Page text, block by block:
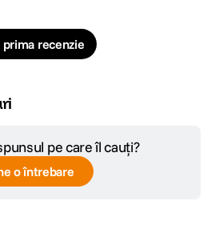
prima recenzie
pe care îl cauți?
o întrebare